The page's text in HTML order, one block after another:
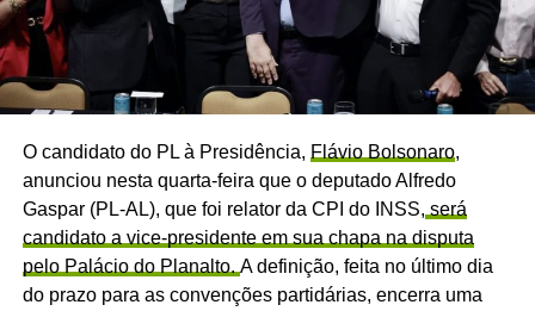
O candidato do PL à Presidência, Flávio Bolsonaro,
anunciou nesta quarta-feira que o deputado Alfredo
Gaspar (PL-AL), que foi relator da CPI do INSS, será
candidato a vice-presidente em sua chapa na disputa
pelo Palácio do Planalto. A definição, feita no último dia
do prazo para as convenções partidárias, encerra uma